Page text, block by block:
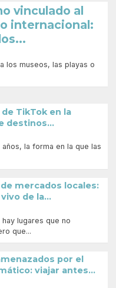
vinculado al
internacional:
los museos, las playas o
TikTok en la
destinos...
años, la forma en la que las
mercados locales:
de la...
hay lugares que no
que...
por el
viajar antes...